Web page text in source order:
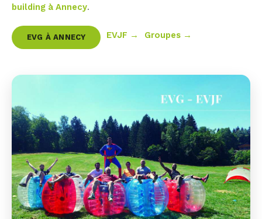
building à Annecy.
EVG À ANNECY EVJF → Groupes →